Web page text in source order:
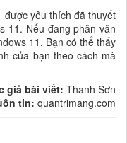
được yêu thích đã thuyết
11. Nếu đang phân vân
11. Bạn có thể thấy
của bạn theo cách mà
giả bài viết: Thanh Sơn
tin: quantrimang.com